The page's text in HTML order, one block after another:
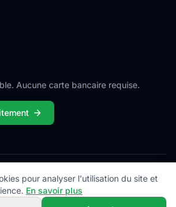
Aucune carte bancaire requise.
. Tous droits réservés.
ConditionsCookies
pour analyser l'utilisation du site et
En savoir plus